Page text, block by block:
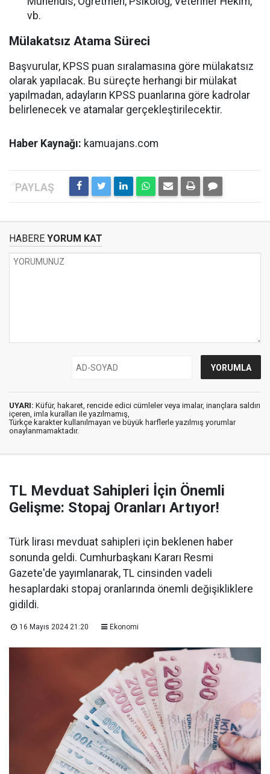
vb.
Mülakatsız Atama Süreci
Başvurular, KPSS puan sıralamasına göre mülakatsız
olarak yapılacak. Bu süreçte herhangi bir mülakat
yapılmadan, adayların KPSS puanlarına göre kadrolar
belirlenecek ve atamalar gerçekleştirilecektir.
Haber Kaynağı: kamuajans.com
HABERE YORUM KAT
UYARI: Küfür, hakaret, rencide edici cümleler veya imalar, inançlara saldırı
içeren, imla kuralları ile yazılmamış,
Türkçe karakter kullanılmayan ve büyük harflerle yazılmış yorumlar
onaylanmamaktadır.
TL Mevduat Sahipleri İçin Önemli
Gelişme: Stopaj Oranları Artıyor!
Türk lirası mevduat sahipleri için beklenen haber
sonunda geldi. Cumhurbaşkanı Kararı Resmi
Gazete'de yayımlanarak, TL cinsinden vadeli
hesaplardaki stopaj oranlarında önemli değişikliklere
gidildi.
16 Mayıs 2024 21:20 Ekonomi